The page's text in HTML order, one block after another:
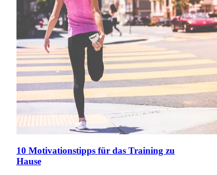
10 Motivationstipps für das Training zu
Hause